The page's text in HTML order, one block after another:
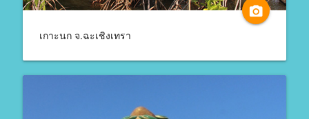
camera_alt
เกาะนก จ.ฉะเชิงเทรา